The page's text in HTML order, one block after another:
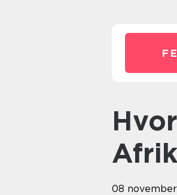
Hvor mange lande er der i
08